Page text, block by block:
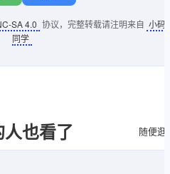
SA 4.0 协议，完整转载请注明来自 小码
同学
也看了 随便逛